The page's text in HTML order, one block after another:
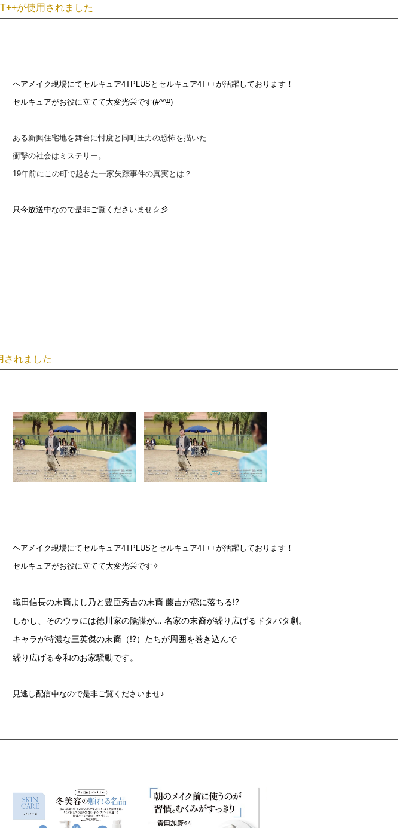
が使用されました
ヘアメイク現場にてセルキュア4TPLUSとセルキュア4T++が活躍しております！
セルキュアがお役に立てて大変光栄です(#^^#)
ある新興住宅地を舞台に忖度と同町圧力の恐怖を描いた
衝撃の社会はミステリー。
19年前にこの町で起きた一家失踪事件の真実とは？
只今放送中なので是非ご覧くださいませ☆彡
されました
ヘアメイク現場にてセルキュア4TPLUSとセルキュア4T++が活躍しております！
セルキュアがお役に立てて大変光栄です✧
織田信長の末裔よし乃と豊臣秀吉の末裔 藤吉が恋に落ちる!?
しかし、そのウラには徳川家の陰謀が… 名家の末裔が繰り広げるドタバタ劇。
キャラが特濃な三英傑の末裔（⁉）たちが周囲を巻き込んで
繰り広げる令和のお家騒動です。
見逃し配信中なので是非ご覧くださいませ♪